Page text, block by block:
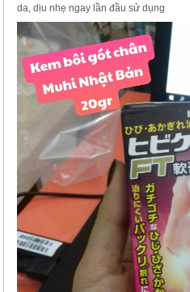
da, dịu nhẹ ngay lần đầu sử dụng